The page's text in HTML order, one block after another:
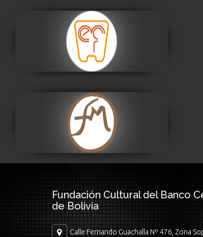
Museo Nacional de
Etnografía y Folklore
Visitar
Museo Fernando
Montes
Fundación Cultural del Banco
de Bolivia
Calle Fernando Guachalla Nº 476, Zona